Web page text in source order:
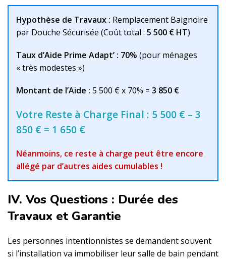
Hypothèse de Travaux : Remplacement Baignoire
par Douche Sécurisée (Coût total : 5 500 € HT)
Taux d’Aide Prime Adapt’ : 70% (pour ménages
« très modestes »)
Montant de l’Aide : 5 500 € x 70% = 3 850 €
Votre Reste à Charge Final : 5 500 € – 3
850 € = 1 650 €
Néanmoins, ce reste à charge peut être encore
allégé par d’autres aides cumulables !
IV. Vos Questions : Durée des
Travaux et Garantie
Les personnes intentionnistes se demandent souvent
si l’installation va immobiliser leur salle de bain pendant